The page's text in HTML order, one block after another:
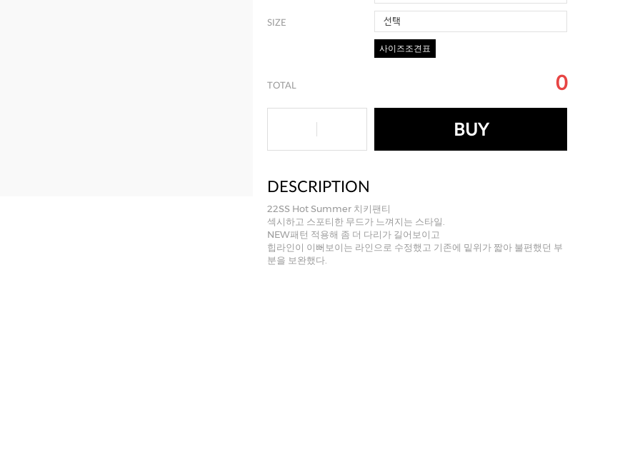
SIZE 선택
사이즈조견표
TOTAL 0
BUY
DESCRIPTION
22SS Hot Summer 치키팬티
섹시하고 스포티한 무드가 느껴지는 스타일.
NEW패턴 적용해 좀 더 다리가 길어보이고
힙라인이 이뻐보이는 라인으로 수정했고 기존에 밑위가 짧아 불편했던 부
분을 보완했다.